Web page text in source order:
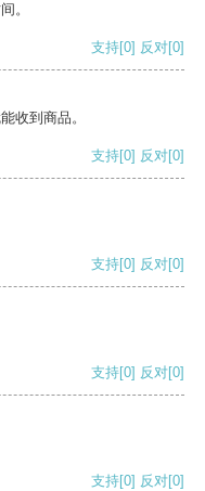
。
支持[0] 反对[0]
收到商品。
支持[0] 反对[0]
支持[0] 反对[0]
支持[0] 反对[0]
支持[0] 反对[0]